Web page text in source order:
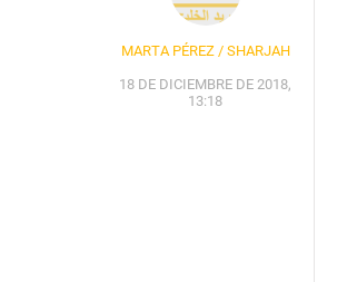
MARTA PÉREZ / SHARJAH
18 DE DICIEMBRE DE 2018,
13:18